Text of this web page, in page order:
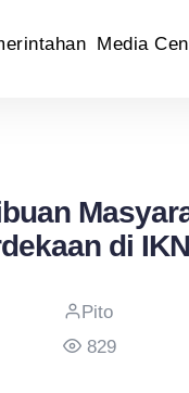
Media
di IKN
Pito
829